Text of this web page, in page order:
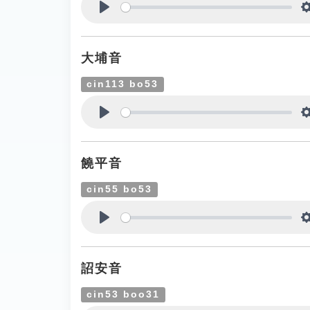
大埔音
cin113 bo53
饒平音
cin55 bo53
詔安音
cin53 boo31